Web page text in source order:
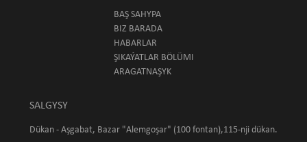
BAŞ SAHYPA
BIZ BARADA
HABARLAR
ŞIKAÝATLAR BÖLÜMI
ARAGATNAŞYK
SALGYSY
Dükan - Aşgabat, Bazar "Alemgoşar" (100 fontan),115-nji dükan.